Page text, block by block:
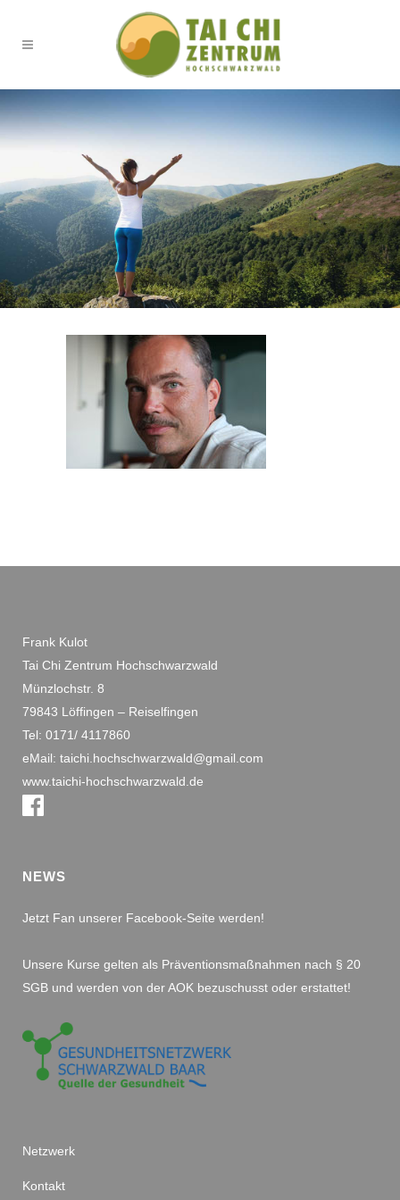
Frank Kulot
Tai Chi Zentrum Hochschwarzwald
Münzlochstr. 8
79843 Löffingen – Reiselfingen
Tel: 0171/ 4117860
eMail: taichi.hochschwarzwald@gmail.com
www.taichi-hochschwarzwald.de
NEWS
Jetzt Fan unserer Facebook-Seite werden!
Unsere Kurse gelten als Präventionsmaßnahmen nach § 20
SGB und werden von der AOK bezuschusst oder erstattet!
Netzwerk
Kontakt